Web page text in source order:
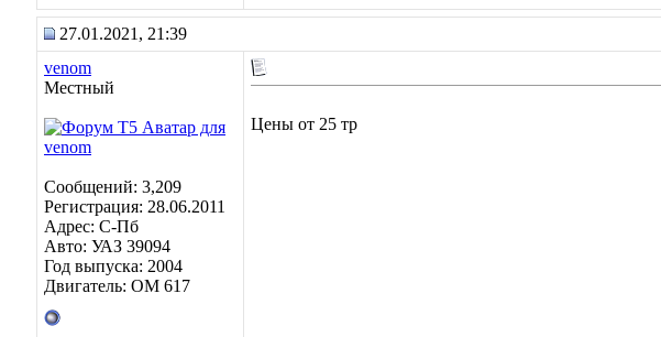
27.01.2021, 21:39
venom
Местный
Сообщений: 3,209
Регистрация: 28.06.2011
Адрес: C-Пб
Авто: УАЗ 39094
Год выпуска: 2004
Двигатель: OM 617
Цены от 25 тр